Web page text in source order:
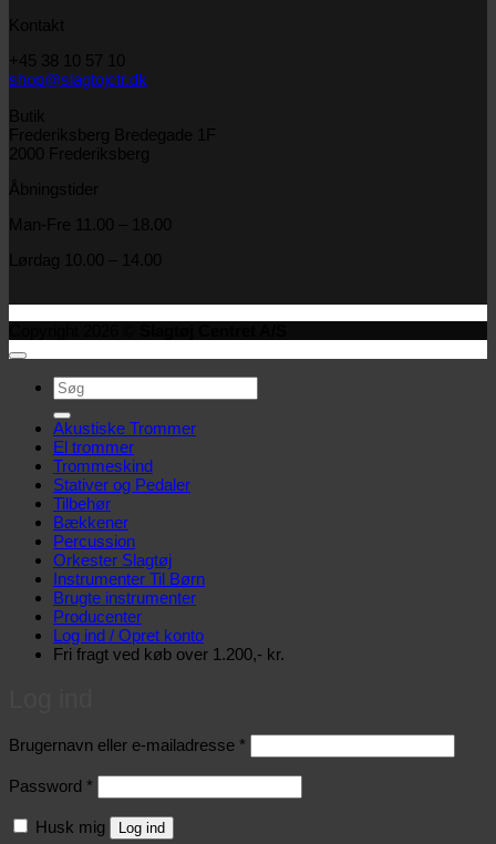
Kontakt
+45 38 10 57 10
shop@slagtojctr.dk
Butik
Frederiksberg Bredegade 1F
2000 Frederiksberg
Åbningstider
Man-Fre 11.00 – 18.00
Lørdag 10.00 – 14.00
Søg
efter:
Akustiske Trommer
El trommer
Trommeskind
Stativer og Pedaler
Tilbehør
Bækkener
Percussion
Orkester Slagtøj
Instrumenter Til Børn
Brugte instrumenter
Producenter
Log ind / Opret konto
Fri fragt ved køb over 1.200,- kr.
Brugernavn eller e-mailadresse *
Password *
Husk mig Log ind